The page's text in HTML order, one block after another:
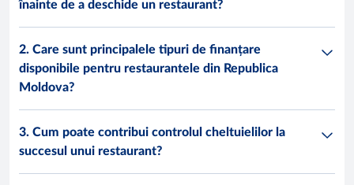
înainte de a deschide un restaurant?
2. Care sunt principalele tipuri de finanțare
disponibile pentru restaurantele din Republica
Moldova?
3. Cum poate contribui controlul cheltuielilor la
succesul unui restaurant?